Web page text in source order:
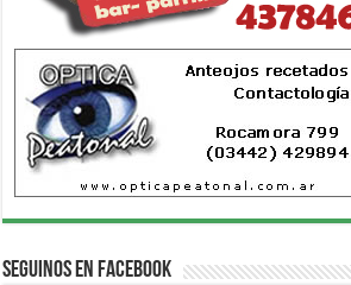
Seguinos en Facebook